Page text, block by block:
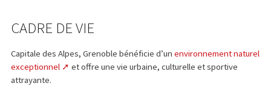
CADRE DE VIE
Capitale des Alpes, Grenoble bénéficie d’unenvironnement naturel
exceptionnel
et offre une vie urbaine, culturelle et sportive
attrayante.